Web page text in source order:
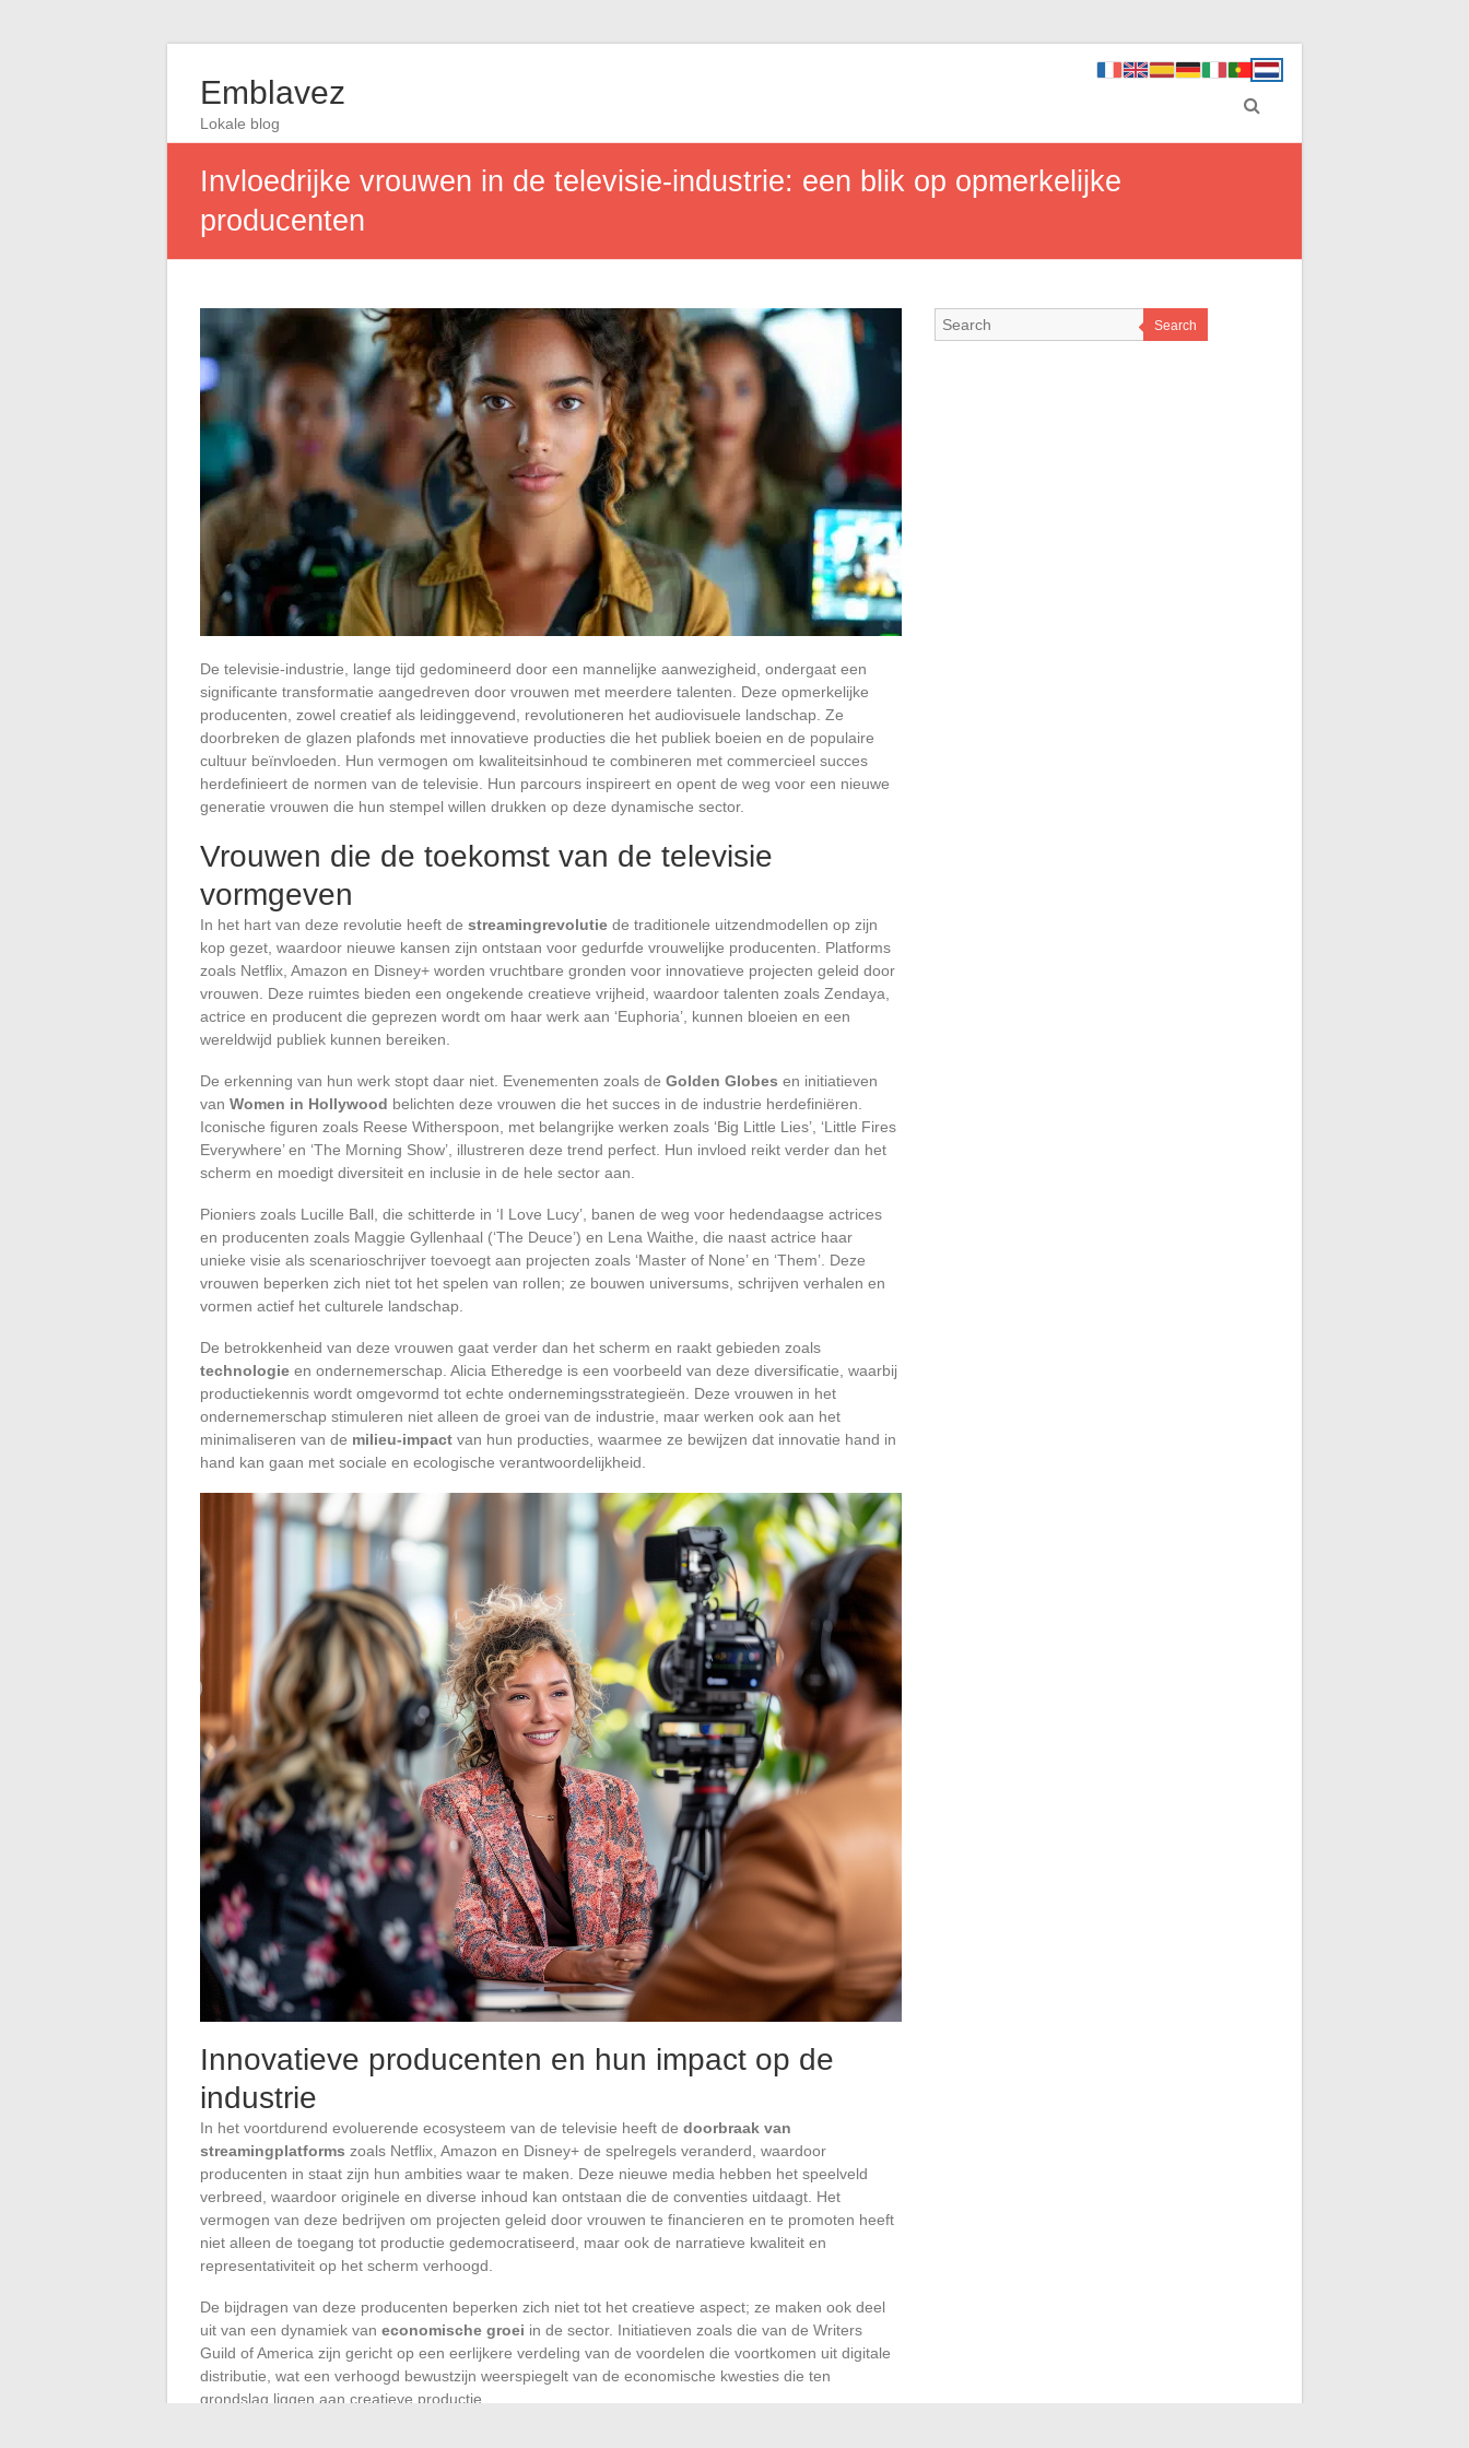
Emblavez
Lokale blog
Invloedrijke vrouwen in de televisie-industrie: een blik op opmerkelijke
producenten
De televisie-industrie, lange tijd gedomineerd door een mannelijke aanwezigheid, ondergaat een
significante transformatie aangedreven door vrouwen met meerdere talenten. Deze opmerkelijke
producenten, zowel creatief als leidinggevend, revolutioneren het audiovisuele landschap. Ze
doorbreken de glazen plafonds met innovatieve producties die het publiek boeien en de populaire
cultuur beïnvloeden. Hun vermogen om kwaliteitsinhoud te combineren met commercieel succes
herdefinieert de normen van de televisie. Hun parcours inspireert en opent de weg voor een nieuwe
generatie vrouwen die hun stempel willen drukken op deze dynamische sector.
Vrouwen die de toekomst van de televisie
vormgeven
In het hart van deze revolutie heeft de streamingrevolutie de traditionele uitzendmodellen op zijn
kop gezet, waardoor nieuwe kansen zijn ontstaan voor gedurfde vrouwelijke producenten. Platforms
zoals Netflix, Amazon en Disney+ worden vruchtbare gronden voor innovatieve projecten geleid door
vrouwen. Deze ruimtes bieden een ongekende creatieve vrijheid, waardoor talenten zoals Zendaya,
actrice en producent die geprezen wordt om haar werk aan ‘Euphoria’, kunnen bloeien en een
wereldwijd publiek kunnen bereiken.
De erkenning van hun werk stopt daar niet. Evenementen zoals de Golden Globes en initiatieven
van Women in Hollywood belichten deze vrouwen die het succes in de industrie herdefiniëren.
Iconische figuren zoals Reese Witherspoon, met belangrijke werken zoals ‘Big Little Lies’, ‘Little Fires
Everywhere’ en ‘The Morning Show’, illustreren deze trend perfect. Hun invloed reikt verder dan het
scherm en moedigt diversiteit en inclusie in de hele sector aan.
Pioniers zoals Lucille Ball, die schitterde in ‘I Love Lucy’, banen de weg voor hedendaagse actrices
en producenten zoals Maggie Gyllenhaal (‘The Deuce’) en Lena Waithe, die naast actrice haar
unieke visie als scenarioschrijver toevoegt aan projecten zoals ‘Master of None’ en ‘Them’. Deze
vrouwen beperken zich niet tot het spelen van rollen; ze bouwen universums, schrijven verhalen en
vormen actief het culturele landschap.
De betrokkenheid van deze vrouwen gaat verder dan het scherm en raakt gebieden zoals
technologie en ondernemerschap. Alicia Etheredge is een voorbeeld van deze diversificatie, waarbij
productiekennis wordt omgevormd tot echte ondernemingsstrategieën. Deze vrouwen in het
ondernemerschap stimuleren niet alleen de groei van de industrie, maar werken ook aan het
minimaliseren van de milieu-impact van hun producties, waarmee ze bewijzen dat innovatie hand in
hand kan gaan met sociale en ecologische verantwoordelijkheid.
Innovatieve producenten en hun impact op de
industrie
In het voortdurend evoluerende ecosysteem van de televisie heeft de doorbraak van
streamingplatforms zoals Netflix, Amazon en Disney+ de spelregels veranderd, waardoor
producenten in staat zijn hun ambities waar te maken. Deze nieuwe media hebben het speelveld
verbreed, waardoor originele en diverse inhoud kan ontstaan die de conventies uitdaagt. Het
vermogen van deze bedrijven om projecten geleid door vrouwen te financieren en te promoten heeft
niet alleen de toegang tot productie gedemocratiseerd, maar ook de narratieve kwaliteit en
representativiteit op het scherm verhoogd.
De bijdragen van deze producenten beperken zich niet tot het creatieve aspect; ze maken ook deel
uit van een dynamiek van economische groei in de sector. Initiatieven zoals die van de Writers
Guild of America zijn gericht op een eerlijkere verdeling van de voordelen die voortkomen uit digitale
distributie, wat een verhoogd bewustzijn weerspiegelt van de economische kwesties die ten
grondslag liggen aan creatieve productie.
Search